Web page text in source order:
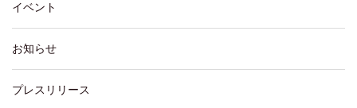
イベント
お知らせ
プレスリリース